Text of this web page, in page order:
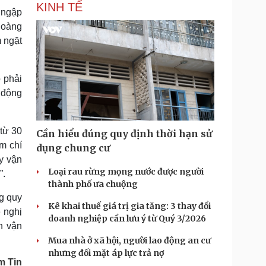
ngặt
phải
30
chí
vận
quy
nghị
vận
Tin
KINH TẾ
Cần hiểu đúng quy định thời hạn sử
dụng chung cư
Loại rau rừng mọng nước được người
thành phố ưa chuộng
Kê khai thuế giá trị gia tăng: 3 thay đổi
doanh nghiệp cần lưu ý từ Quý 3/2026
Mua nhà ở xã hội, người lao động an cư
nhưng đối mặt áp lực trả nợ